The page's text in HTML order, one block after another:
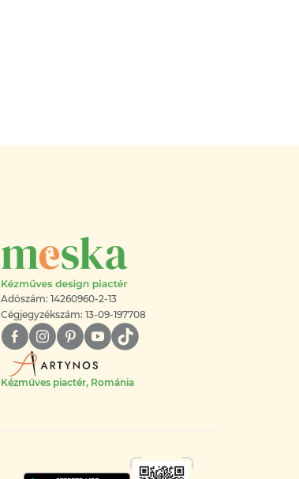
Adószám: 14260960-2-13
Cégjegyzékszám: 13-09-197708
Kézműves piactér, Románia